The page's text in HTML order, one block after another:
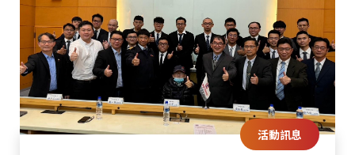
活動訊息